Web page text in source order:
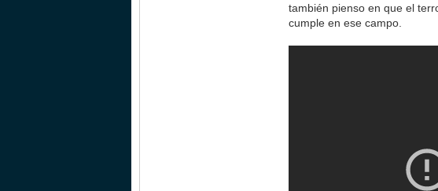
también pienso en que el
cumple en ese campo.